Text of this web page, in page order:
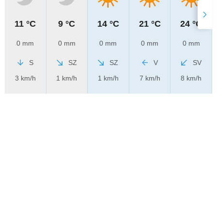
11 °C
0 mm
S
3 km/h
9 °C
0 mm
SZ
1 km/h
14 °C
0 mm
SZ
1 km/h
21 °C
0 mm
V
7 km/h
24 °C
0 mm
SV
8 km/h